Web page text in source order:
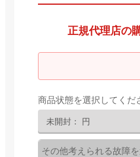
正規代理店の
商品状態を選択してくだ
未開封： 円
その他考えられる故障